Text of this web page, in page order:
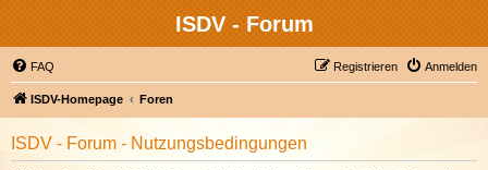
ISDV - Forum
FAQ Anmelden
Registrieren
ISDV-Homepage Foren
ISDV - Forum - Nutzungsbedingungen